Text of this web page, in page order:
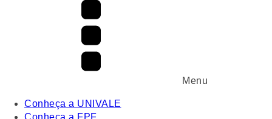
Menu
Conheça a UNIVALE
Conheça a FPF